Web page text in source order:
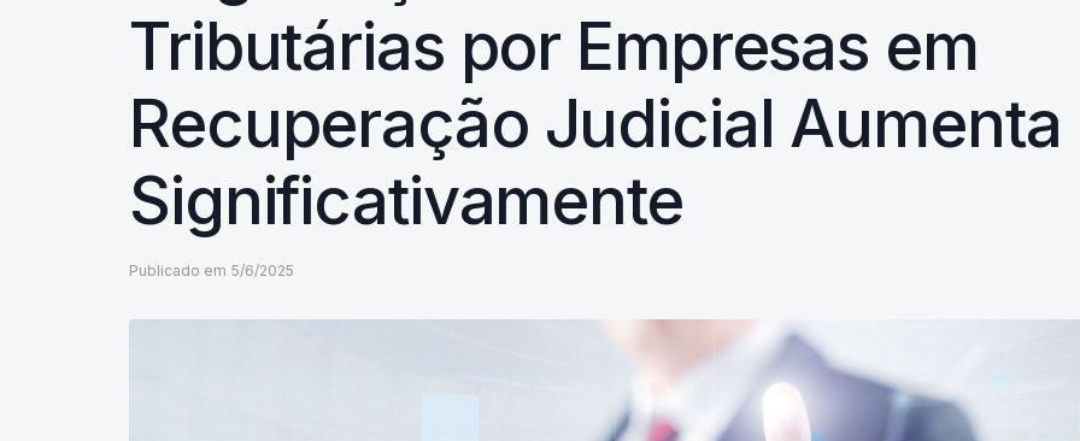
Tributárias por Empresas em
Recuperação Judicial Aumenta
Significativamente
Publicado em 5/6/2025